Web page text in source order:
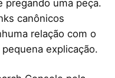
pregando uma peça.
canônicos
relação com o
explicação.